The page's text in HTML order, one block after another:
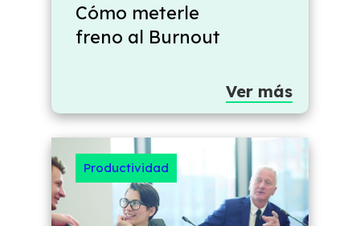
Cómo meterle
freno al Burnout
Ver más
Productividad